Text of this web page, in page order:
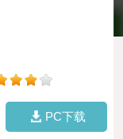
PC下载